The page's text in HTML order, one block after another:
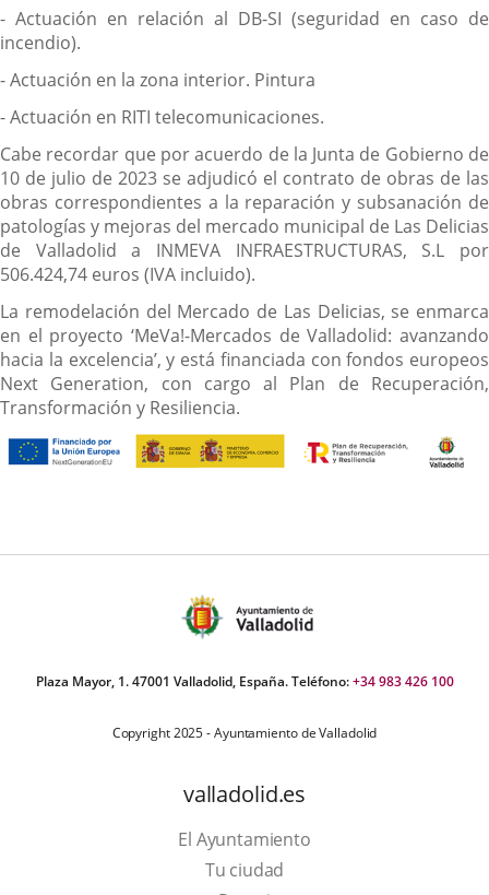
- Actuación en relación al DB-SI (seguridad en caso de
incendio).
- Actuación en la zona interior. Pintura
- Actuación en RITI telecomunicaciones.
Cabe recordar que por acuerdo de la Junta de Gobierno de
10 de julio de 2023 se adjudicó el contrato de obras de las
obras correspondientes a la reparación y subsanación de
patologías y mejoras del mercado municipal de Las Delicias
de Valladolid a INMEVA INFRAESTRUCTURAS, S.L por
506.424,74 euros (IVA incluido).
La remodelación del Mercado de Las Delicias, se enmarca
en el proyecto ‘MeVa!-Mercados de Valladolid: avanzando
hacia la excelencia’, y está financiada con fondos europeos
Next Generation, con cargo al Plan de Recuperación,
Transformación y Resiliencia.
Plaza Mayor, 1. 47001 Valladolid, España. Teléfono:+34 983 426 100
Copyright 2025 - Ayuntamiento de Valladolid
valladolid.es
El Ayuntamiento
Tu ciudad